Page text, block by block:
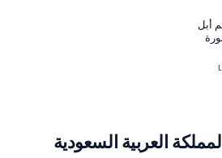
العربية السعودية